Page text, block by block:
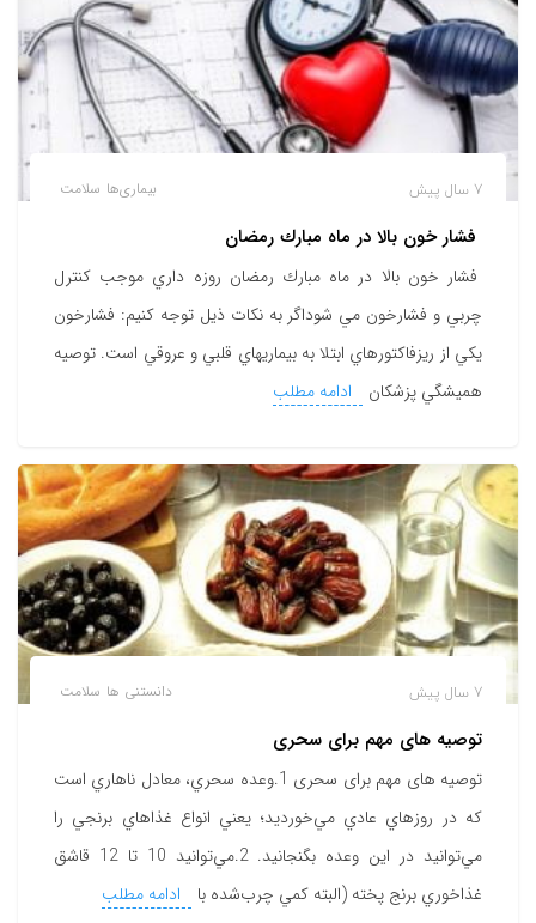
بیماری‌ها سلامت 7 سال پیش
فشار خون بالا در ماه مبارك رمضان
فشار خون بالا در ماه مبارك رمضان روزه داري موجب کنترل
چربي و فشارخون مي شوداگر به نكات ذيل توجه كنيم: فشارخون
يکي از ريزفاکتورهاي ابتلا به بيماريهاي قلبي و عروقي است. توصيه
هميشگي پزشکان
ادامه مطلب
دانستنی ها سلامت 7 سال پیش
توصیه های مهم برای سحری
توصیه های مهم برای سحری 1.وعده سحري، معادل ناهاري است
كه در روزهاي عادي مي‌‌خورديد؛ يعني انواع غذاهاي برنجي را
مي‌توانيد در اين وعده بگنجانيد. 2.مي‌توانيد 10 تا 12 قاشق
غذاخوري برنج پخته (البته كمي ‌چرب‌شده با
ادامه مطلب